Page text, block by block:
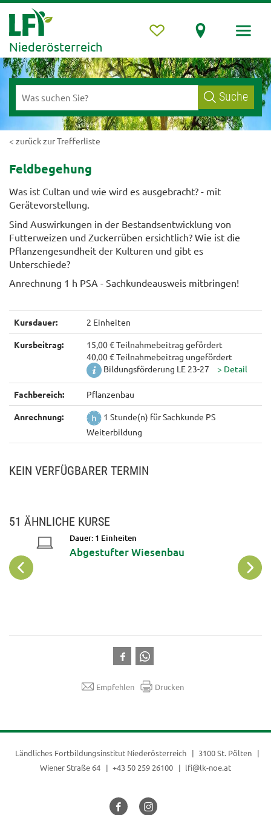
Niederösterreich
Suche
< zurück zur Trefferliste
Feldbegehung
Was ist Cultan und wie wird es ausgebracht? - mit
Gerätevorstellung.
Sind Auswirkungen in der Bestandsentwicklung von
Futterweizen und Zuckerrüben ersichtlich? Wie ist die
Pflanzengesundheit der Kulturen und gibt es
Unterschiede?
Anrechnung 1 h PSA - Sachkundeausweis mitbringen!
Kursdauer: 2 Einheiten
Kursbeitrag:
15,00 € Teilnahmebeitrag gefördert
40,00 € Teilnahmebeitrag ungefördert
Bildungsförderung LE 23-27
Fachbereich: Pflanzenbau
Anrechnung:
1 Stunde(n) für Sachkunde PS
Weiterbildung
KEIN VERFÜGBARER TERMIN
51 ÄHNLICHE KURSE
Dauer: 1 Einheiten
Abgestufter Wiesenbau
Empfehlen Drucken
Ländliches Fortbildungsinstitut Niederösterreich
3100 St. Pölten
Wiener Straße 64
+43 50 259 26100 lfi@lk-noe.at